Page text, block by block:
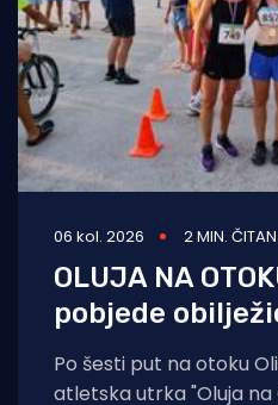
06 kol. 2026 2 MIN.
OLUJA NA
pobjede
Po šesti put na otoku
atletska utrka "Oluja na